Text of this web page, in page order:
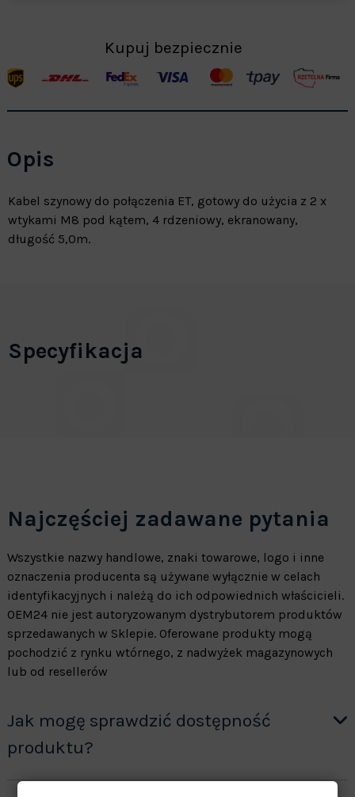
Kupuj bezpiecznie
Opis
Kabel szynowy do połączenia ET, gotowy do użycia z 2 x
wtykami M8 pod kątem, 4 rdzeniowy, ekranowany,
długość 5,0m.
Specyfikacja
Najczęściej zadawane pytania
Wszystkie nazwy handlowe, znaki towarowe, logo i inne
oznaczenia producenta są używane wyłącznie w celach
identyfikacyjnych i należą do ich odpowiednich właścicieli.
OEM24 nie jest autoryzowanym dystrybutorem produktów
sprzedawanych w Sklepie. Oferowane produkty mogą
pochodzić z rynku wtórnego, z nadwyżek magazynowych
lub od resellerów
Jak mogę sprawdzić dostępność
produktu?